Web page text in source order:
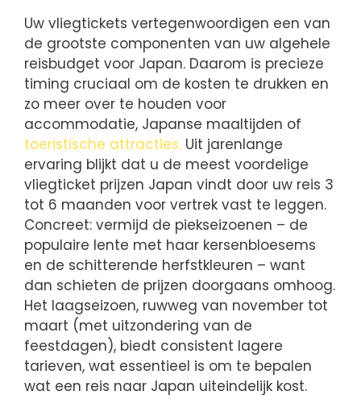
Uw vliegtickets vertegenwoordigen een van
de grootste componenten van uw algehele
reisbudget voor Japan. Daarom is precieze
timing cruciaal om de kosten te drukken en
zo meer over te houden voor
accommodatie, Japanse maaltijden of
toeristische attracties. Uit jarenlange
ervaring blijkt dat u de meest voordelige
vliegticket prijzen Japan vindt door uw reis 3
tot 6 maanden voor vertrek vast te leggen.
Concreet: vermijd de piekseizoenen – de
populaire lente met haar kersenbloesems
en de schitterende herfstkleuren – want
dan schieten de prijzen doorgaans omhoog.
Het laagseizoen, ruwweg van november tot
maart (met uitzondering van de
feestdagen), biedt consistent lagere
tarieven, wat essentieel is om te bepalen
wat een reis naar Japan uiteindelijk kost.